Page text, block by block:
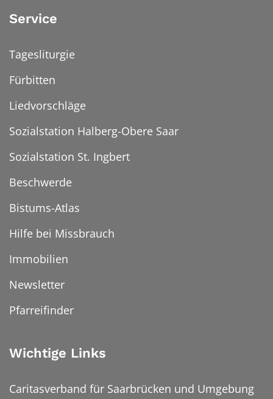
Service
Tagesliturgie
Fürbitten
Liedvorschläge
Sozialstation Halberg-Obere Saar
Sozialstation St. Ingbert
Beschwerde
Bistums-Atlas
Hilfe bei Missbrauch
Immobilien
Newsletter
Pfarreifinder
Wichtige Links
Caritasverband für Saarbrücken und Umgebung